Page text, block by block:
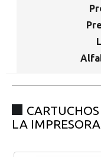
LA IMPRESORA